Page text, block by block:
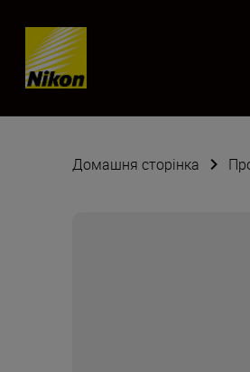
Skip content
Домашня сторінка